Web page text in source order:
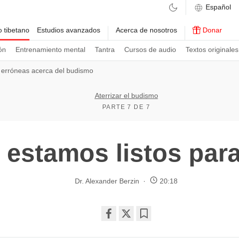
tibetano
Entrenamiento mental Tantra Cursos de audio Textos originales
Estudios avanzados Acerca de nosotros Donar
acerca del budismo
Aterrizar el budismo
PARTE 7 DE 7
estamos listos
Dr. Alexander Berzin 20:18
on